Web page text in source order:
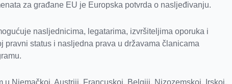
za građane EU je Europska potvrda o nasljeđivanju.
nasljednicima, legatarima, izvršiteljima oporuka i
pravni status i nasljedna prava u državama članicama